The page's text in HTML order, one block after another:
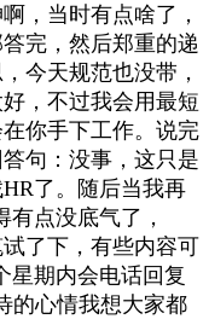
，当时有点啥了，
完，然后郑重的递
今天规范也没带，
，不过我会用最短
你手下工作。说完
句：没事，这只是
了。随后当我再
点没底气了，
了下，有些内容可
星期内会电话回复
的心情我想大家都